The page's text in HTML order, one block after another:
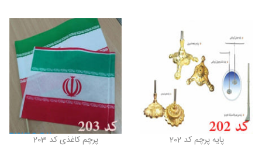
پایه پرچم کد 202 پرچم کاغذی کد 203